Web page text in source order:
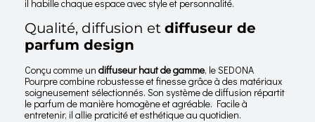
il habille chaque espace avec style et personnalité.
Qualité, diffusion et diffuseur de
parfum design
Conçu comme un diffuseur haut de gamme, le SEDONA
Pourpre combine robustesse et finesse grâce à des matériaux
soigneusement sélectionnés. Son système de diffusion répartit
le parfum de manière homogène et agréable. Facile à
entretenir, il allie praticité et esthétique au quotidien.